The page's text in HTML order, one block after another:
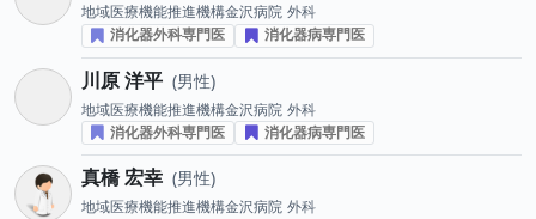
地域医療機能推進機構金沢病院 外科
消化器外科専門医
消化器病専門医
川原 洋平 男性
地域医療機能推進機構金沢病院 外科
消化器外科専門医
消化器病専門医
真橋 宏幸 男性
地域医療機能推進機構金沢病院 外科